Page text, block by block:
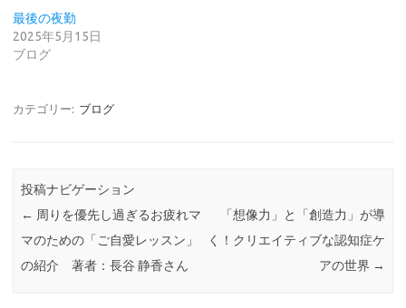
最後の夜勤
2025年5月15日
ブログ
カテゴリー: ブログ
投稿ナビゲーション
← 周りを優先し過ぎるお疲れマ
マのための「ご自愛レッスン」
の紹介 著者：長谷 静香さん
「想像力」と「創造力」が導
く！クリエイティブな認知症ケ
アの世界 →